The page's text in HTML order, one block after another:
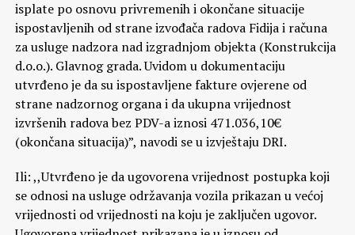
isplate po osnovu privremenih i okončane situacije
ispostavljenih od strane izvođača radova Fidija i računa
za usluge nadzora nad izgradnjom objekta (Konstrukcija
d.o.o.). Glavnog grada. Uvidom u dokumentaciju
utvrđeno je da su ispostavljene fakture ovjerene od
strane nadzornog organa i da ukupna vrijednost
izvršenih radova bez PDV-a iznosi 471.036,10€
(okončana situacija)”, navodi se u izvještaju DRI.
Ili: ,,Utvrđeno je da ugovorena vrijednost postupka koji
se odnosi na usluge održavanja vozila prikazan u većoj
vrijednosti od vrijednosti na koju je zaključen ugovor.